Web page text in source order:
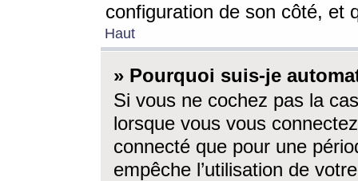
configuration de son côté, et
Haut
» Pourquoi suis-je
Si vous ne cochez pas la
lorsque vous vous
connecté que pour une
empêche l’utilisation de